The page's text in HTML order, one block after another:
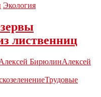
Экология
лиственниц
БирюлинАлексей
озеленениеТрудовые